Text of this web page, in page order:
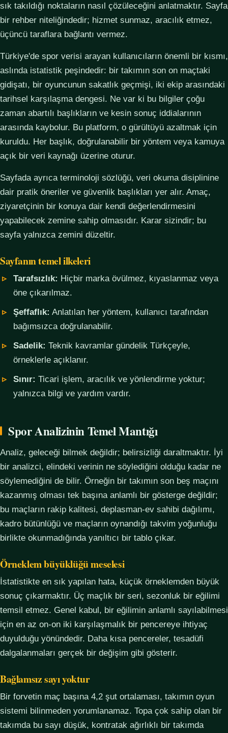
sık takıldığı noktaların nasıl çözüleceğini anlatmaktır. Sayfa
bir rehber niteliğindedir; hizmet sunmaz, aracılık etmez,
üçüncü taraflara bağlantı vermez.
Türkiye'de spor verisi arayan kullanıcıların önemli bir kısmı,
aslında istatistik peşindedir: bir takımın son on maçtaki
gidişatı, bir oyuncunun sakatlık geçmişi, iki ekip arasındaki
tarihsel karşılaşma dengesi. Ne var ki bu bilgiler çoğu
zaman abartılı başlıkların ve kesin sonuç iddialarının
arasında kaybolur. Bu platform, o gürültüyü azaltmak için
kuruldu. Her başlık, doğrulanabilir bir yöntem veya kamuya
açık bir veri kaynağı üzerine oturur.
Sayfada ayrıca terminoloji sözlüğü, veri okuma disiplinine
dair pratik öneriler ve güvenlik başlıkları yer alır. Amaç,
ziyaretçinin bir konuya dair kendi değerlendirmesini
yapabilecek zemine sahip olmasıdır. Karar sizindir; bu
sayfa yalnızca zemini düzeltir.
Sayfanın temel ilkeleri
Tarafsızlık: Hiçbir marka övülmez, kıyaslanmaz veya
öne çıkarılmaz.
Şeffaflık: Anlatılan her yöntem, kullanıcı tarafından
bağımsızca doğrulanabilir.
Sadelik: Teknik kavramlar gündelik Türkçeyle,
örneklerle açıklanır.
Sınır: Ticari işlem, aracılık ve yönlendirme yoktur;
yalnızca bilgi ve yardım vardır.
Spor Analizinin Temel Mantığı
Analiz, geleceği bilmek değildir; belirsizliği daraltmaktır. İyi
bir analizci, elindeki verinin ne söylediğini olduğu kadar ne
söylemediğini de bilir. Örneğin bir takımın son beş maçını
kazanmış olması tek başına anlamlı bir gösterge değildir;
bu maçların rakip kalitesi, deplasman-ev sahibi dağılımı,
kadro bütünlüğü ve maçların oynandığı takvim yoğunluğu
birlikte okunmadığında yanıltıcı bir tablo çıkar.
Örneklem büyüklüğü meselesi
İstatistikte en sık yapılan hata, küçük örneklemden büyük
sonuç çıkarmaktır. Üç maçlık bir seri, sezonluk bir eğilimi
temsil etmez. Genel kabul, bir eğilimin anlamlı sayılabilmesi
için en az on-on iki karşılaşmalık bir pencereye ihtiyaç
duyulduğu yönündedir. Daha kısa pencereler, tesadüfi
dalgalanmaları gerçek bir değişim gibi gösterir.
Bağlamsız sayı yoktur
Bir forvetin maç başına 4,2 şut ortalaması, takımın oyun
sistemi bilinmeden yorumlanamaz. Topa çok sahip olan bir
takımda bu sayı düşük, kontratak ağırlıklı bir takımda